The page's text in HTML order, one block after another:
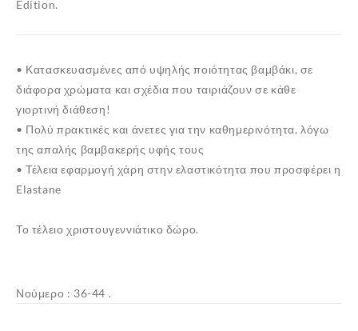
Edition.
• Κατασκευασμένες από υψηλής ποιότητας βαμβάκι, σε
διάφορα χρώματα και σχέδια που ταιριάζουν σε κάθε
γιορτινή διάθεση!
• Πολύ πρακτικές και άνετες για την καθημερινότητα, λόγω
της απαλής βαμβακερής υφής τους
• Τέλεια εφαρμογή χάρη στην ελαστικότητα που προσφέρει η
Elastane
Το τέλειο χριστουγεννιάτικο δώρο.
Νούμερο : 36-44 .